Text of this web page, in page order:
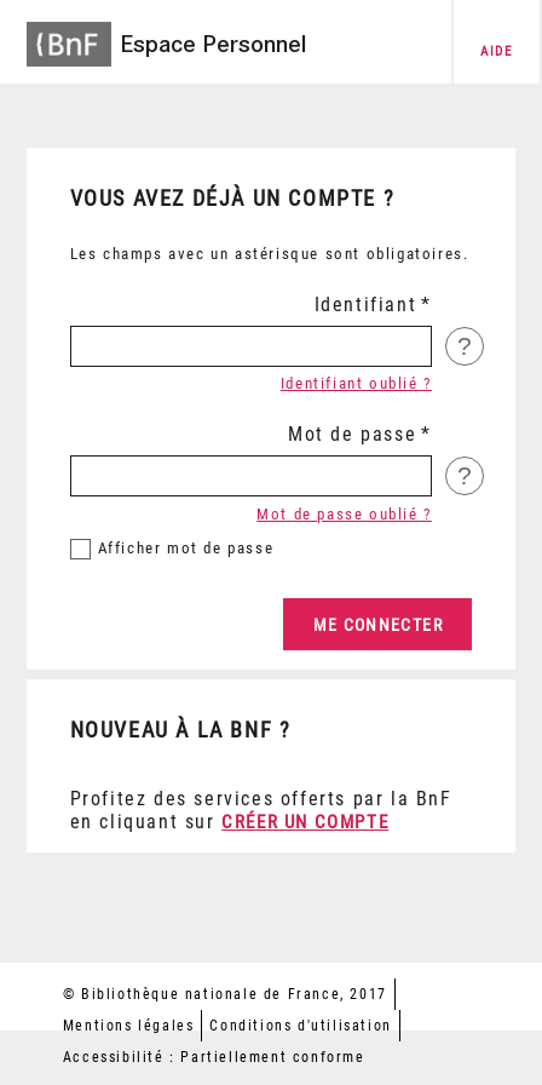
Espace Personnel AIDE
VOUS AVEZ DÉJÀ UN COMPTE ?
Les champs avec un astérisque sont obligatoires.
Identifiant
?
Identifiant oublié ?
Mot de passe
?
Afficher mot de passe
Mot de passe oublié ?
NOUVEAU À LA BNF ?
Profitez des services offerts par la BnF
en cliquant sur CRÉER UN COMPTE
© Bibliothèque nationale de France, 2017
Mentions légales
Conditions d'utilisation
Accessibilité : Partiellement conforme